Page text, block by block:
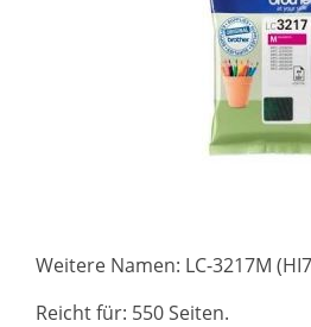
Weitere Namen: LC-3217M
Reicht für: 550 Seiten.